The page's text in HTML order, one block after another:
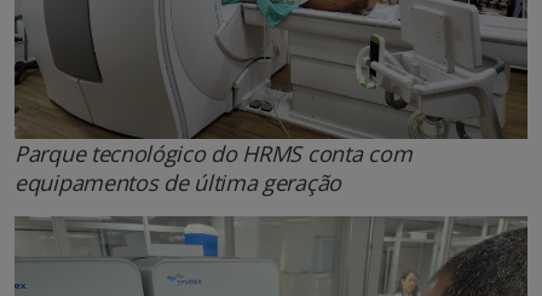
Parque tecnológico do HRMS conta com
equipamentos de última geração